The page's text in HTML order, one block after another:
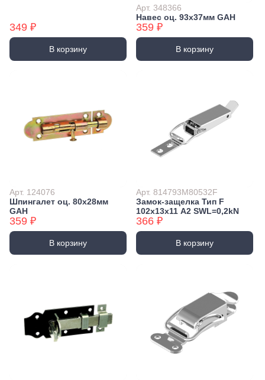
349 ₽
В корзину
Арт. 348366
Навес оц. 93х37мм GAH
359 ₽
В корзину
Арт. 124076
Шпингалет оц. 80x28мм
GAH
359 ₽
В корзину
Арт. 814793M80532F
Замок-защелка Тип F
102х13х11 А2 SWL=0,2kN
366 ₽
В корзину